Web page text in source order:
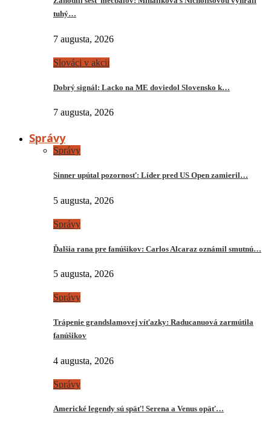
tuhý…
7 augusta, 2026
Slováci v akcii
Dobrý signál: Lacko na ME doviedol Slovensko k…
7 augusta, 2026
Správy
Správy
Sinner upútal pozornosť: Líder pred US Open zamieril…
5 augusta, 2026
Správy
Ďalšia rana pre fanúšikov: Carlos Alcaraz oznámil smutnú…
5 augusta, 2026
Správy
Trápenie grandslamovej víťazky: Raducanuová zarmútila
fanúšikov
4 augusta, 2026
Správy
Americké legendy sú späť! Serena a Venus opäť…